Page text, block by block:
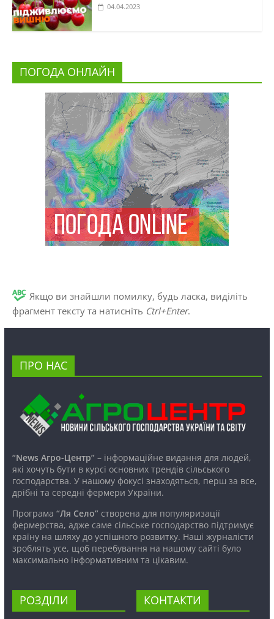
04.04.2023
ПОГОДА ОНЛАЙН
Якщо ви знайшли помилку, будь ласка, виділіть
фрагмент тексту та натисніть Ctrl+Enter.
ПРО НАС
“News Агро-Центр”– інформаційне видання для людей,
які хочуть бути в курсі основних трендів сільського
господарства. У нашому фокусі знаходяться, перш за все,
дрібні та середні фермери України.
Програма “Ля Село”створена для популяризації
фермерства, адже саме сільське господарство підтримує
країну на шляху до успішного розвитку. Наші журналісти
зроблять усе, щоб перебування на нашому сайті було
максимально інформативним та цікавим.
РОЗДІЛИ КОНТАКТИ